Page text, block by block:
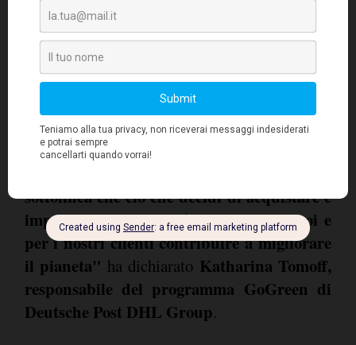
migliorando la loro qualità della vita. "Il tema
della protezione dell'ambiente è nella nostra
agenda da molto tempo: già una decina di anni
fa abbiamo sviluppato un servizio a zero
emissioni che comprende anche vantaggi
sociali. Perciò è stato naturale per noi
impegnarci con la certificazione Fairtrade.
sottolinea che ciò che decidi di acquistare è
importante e rende più semplice per noi e
per i nostri clienti contribuire a migliorare
il pianeta" ha dichiarato Katharina Tomoff,
responsabile del programma GoGreen di
Deutsche Post DHL Group.